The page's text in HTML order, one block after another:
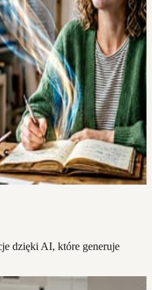
dzięki AI, które generuje